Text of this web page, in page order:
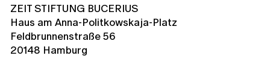
ZEIT STIFTUNG BUCERIUS
Haus am Anna-Politkowskaja-Platz
Feldbrunnenstraße 56
20148 Hamburg